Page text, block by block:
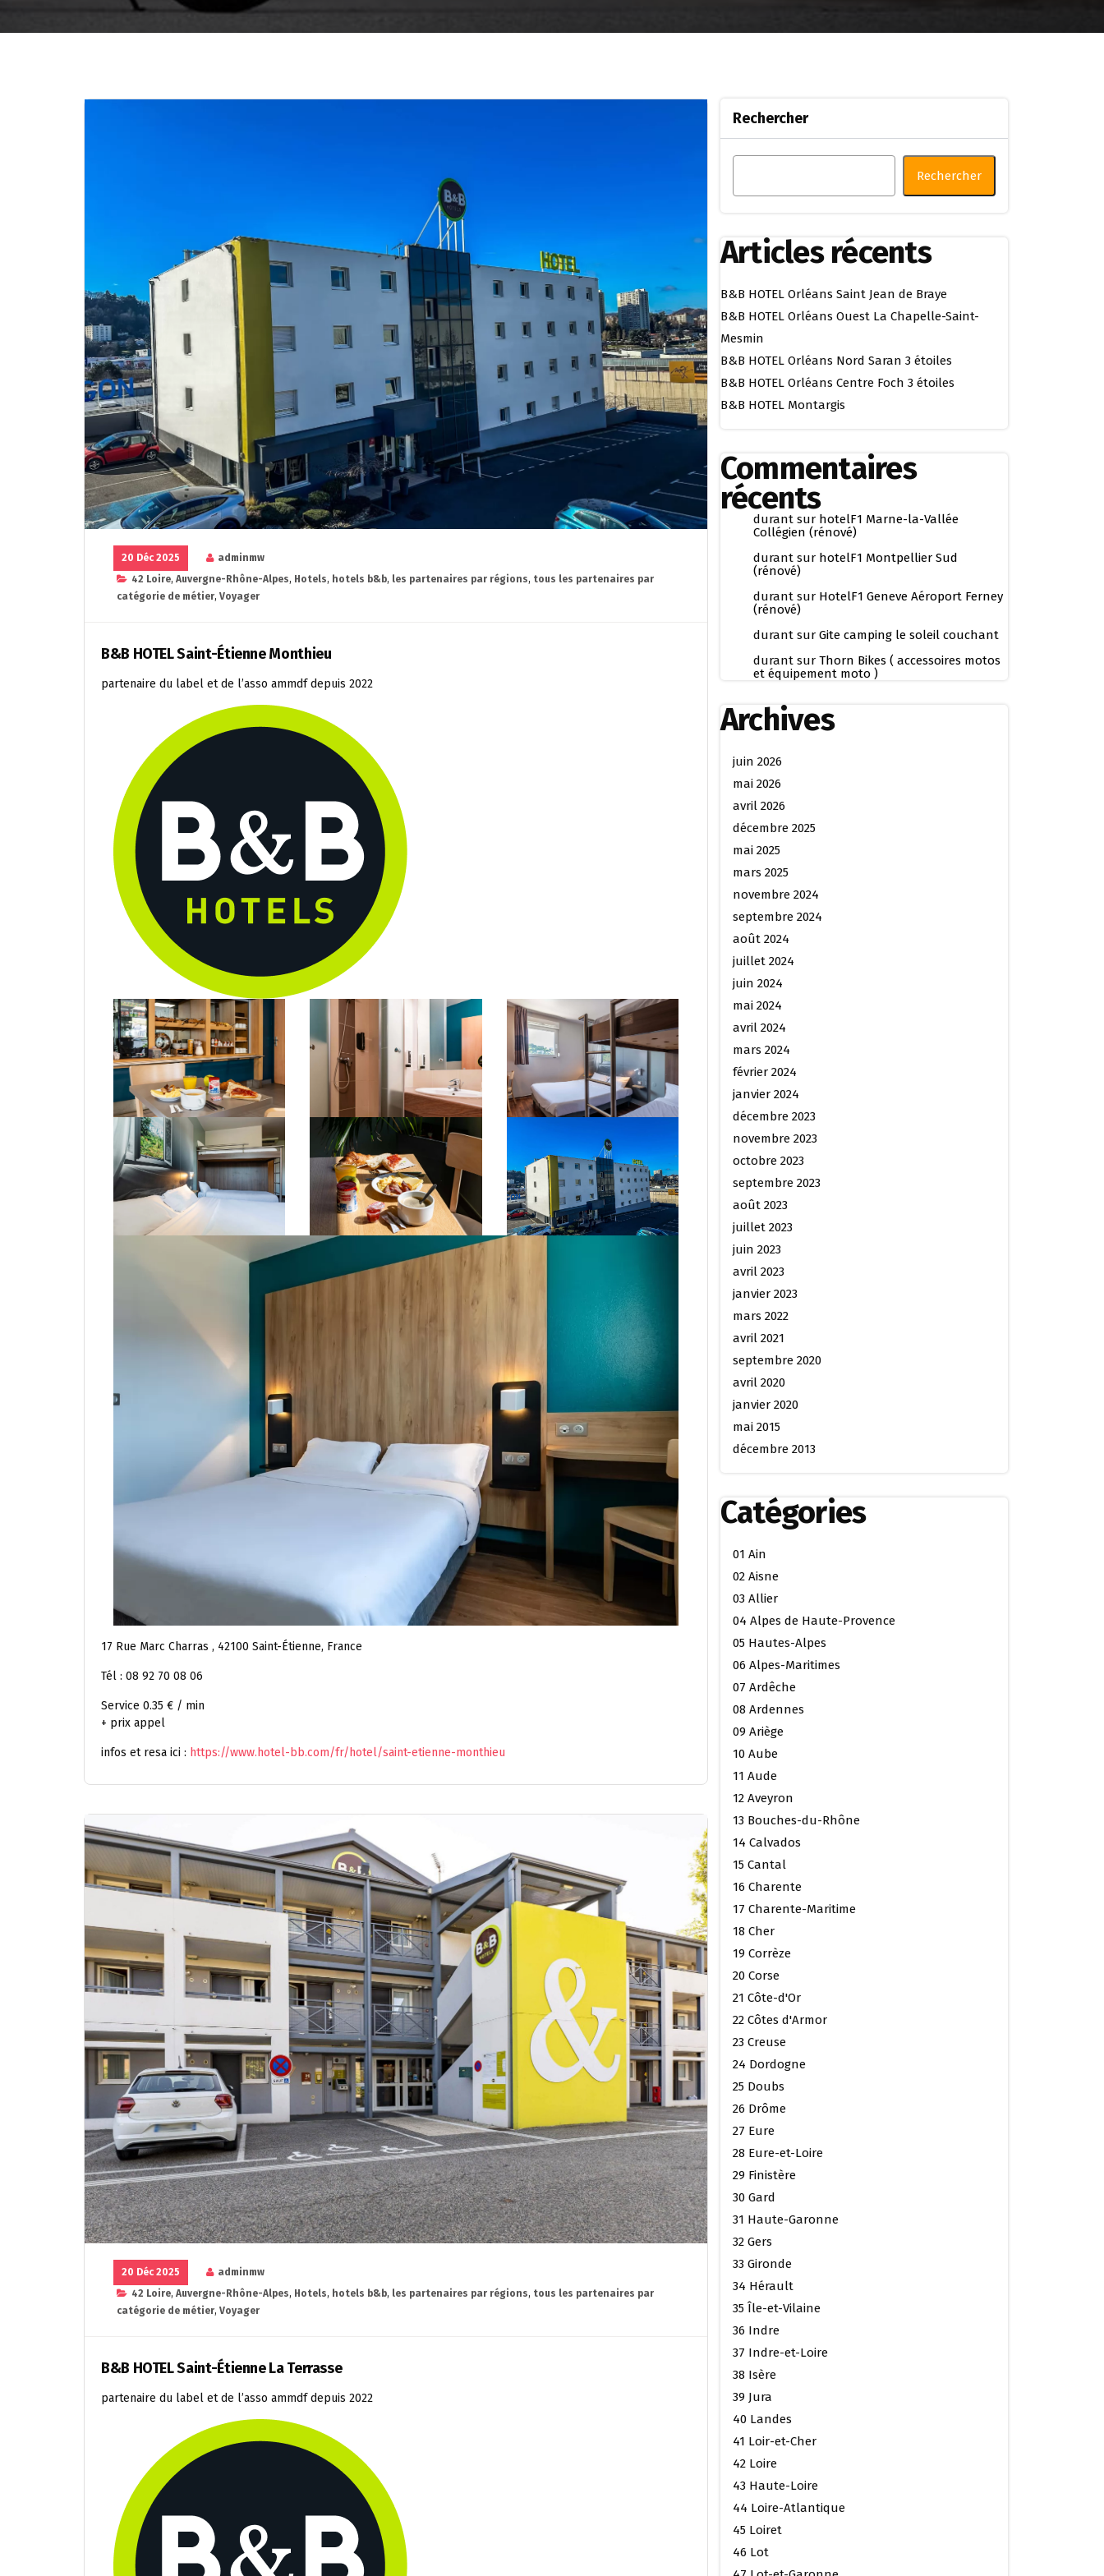
20 Déc 2025
adminmw
42 Loire, Auvergne-Rhône-Alpes, Hotels, hotels b&b, les partenaires par régions, tous les partenaires par
catégorie de métier, Voyager
B&B HOTEL Saint-Étienne Monthieu
partenaire du label et de l’asso ammdf depuis 2022
17 Rue Marc Charras , 42100 Saint-Étienne, France
Tél : 08 92 70 08 06
Service 0.35 € / min
+ prix appel
infos et resa ici : https://www.hotel-bb.com/fr/hotel/saint-etienne-monthieu
20 Déc 2025
adminmw
42 Loire, Auvergne-Rhône-Alpes, Hotels, hotels b&b, les partenaires par régions, tous les partenaires par
catégorie de métier, Voyager
B&B HOTEL Saint-Étienne La Terrasse
partenaire du label et de l’asso ammdf depuis 2022
Rechercher
Rechercher
Articles récents
B&B HOTEL Orléans Saint Jean de Braye
B&B HOTEL Orléans Ouest La Chapelle-Saint-
Mesmin
B&B HOTEL Orléans Nord Saran 3 étoiles
B&B HOTEL Orléans Centre Foch 3 étoiles
B&B HOTEL Montargis
Commentaires
récents
durant sur hotelF1 Marne-la-Vallée
Collégien (rénové)
durant sur hotelF1 Montpellier Sud
(rénové)
durant sur HotelF1 Geneve Aéroport Ferney
(rénové)
durant sur Gite camping le soleil couchant
durant sur Thorn Bikes ( accessoires motos
et équipement moto )
Archives
juin 2026
mai 2026
avril 2026
décembre 2025
mai 2025
mars 2025
novembre 2024
septembre 2024
août 2024
juillet 2024
juin 2024
mai 2024
avril 2024
mars 2024
février 2024
janvier 2024
décembre 2023
novembre 2023
octobre 2023
septembre 2023
août 2023
juillet 2023
juin 2023
avril 2023
janvier 2023
mars 2022
avril 2021
septembre 2020
avril 2020
janvier 2020
mai 2015
décembre 2013
Catégories
01 Ain
02 Aisne
03 Allier
04 Alpes de Haute-Provence
05 Hautes-Alpes
06 Alpes-Maritimes
07 Ardêche
08 Ardennes
09 Ariège
10 Aube
11 Aude
12 Aveyron
13 Bouches-du-Rhône
14 Calvados
15 Cantal
16 Charente
17 Charente-Maritime
18 Cher
19 Corrèze
20 Corse
21 Côte-d'Or
22 Côtes d'Armor
23 Creuse
24 Dordogne
25 Doubs
26 Drôme
27 Eure
28 Eure-et-Loire
29 Finistère
30 Gard
31 Haute-Garonne
32 Gers
33 Gironde
34 Hérault
35 Île-et-Vilaine
36 Indre
37 Indre-et-Loire
38 Isère
39 Jura
40 Landes
41 Loir-et-Cher
42 Loire
43 Haute-Loire
44 Loire-Atlantique
45 Loiret
46 Lot